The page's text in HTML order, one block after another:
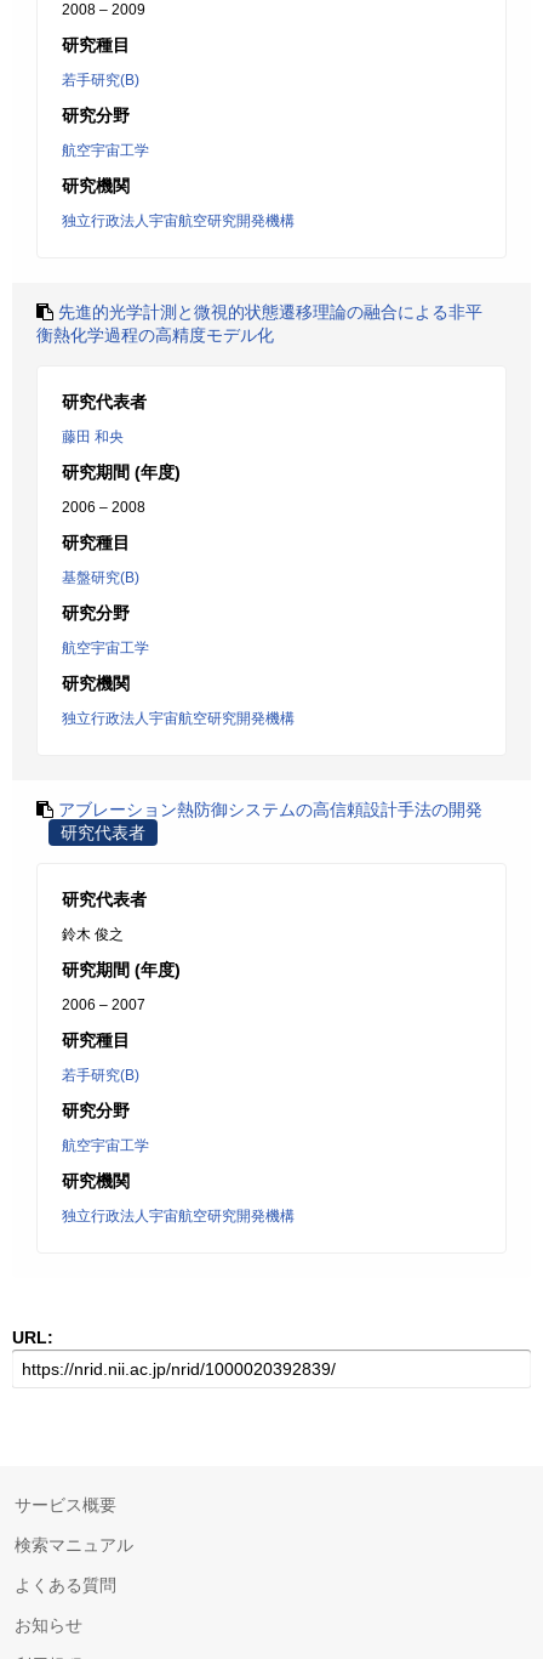
2008 – 2009
研究種目
若手研究(B)
研究分野
航空宇宙工学
研究機関
独立行政法人宇宙航空研究開発機構
先進的光学計測と微視的状態遷移理論の融合による非平
衡熱化学過程の高精度モデル化
研究代表者
藤田 和央
研究期間 (年度)
2006 – 2008
研究種目
基盤研究(B)
研究分野
航空宇宙工学
研究機関
独立行政法人宇宙航空研究開発機構
アブレーション熱防御システムの高信頼設計手法の開発
研究代表者
研究代表者
鈴木 俊之
研究期間 (年度)
2006 – 2007
研究種目
若手研究(B)
研究分野
航空宇宙工学
研究機関
独立行政法人宇宙航空研究開発機構
URL:
サービス概要
検索マニュアル
よくある質問
お知らせ